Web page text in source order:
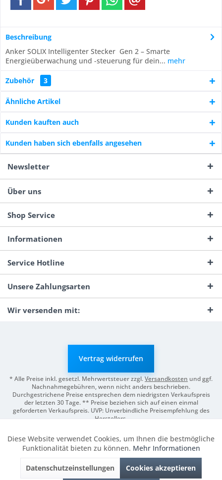
Beschreibung
Anker SOLIX Intelligenter Stecker Gen 2 – Smarte
Energieüberwachung und -steuerung für dein... mehr
Zubehör 3
Ähnliche Artikel
Kunden kauften auch
Kunden haben sich ebenfalls angesehen
Newsletter
Über uns
Shop Service
Informationen
Service Hotline
Unsere Zahlungsarten
Wir versenden mit:
Vertrag widerrufen
* Alle Preise inkl. gesetzl. Mehrwertsteuer zzgl.Versandkosten und ggf.
Nachnahmegebühren, wenn nicht anders beschrieben.
Durchgestrichene Preise entsprechen dem niedrigsten Verkaufspreis
der letzten 30 Tage. ** Preise beziehen sich auf einen einmal
geforderten Verkaufspreis. UVP: Unverbindliche Preisempfehlung des
Herstellers.
Funktionale Aktiv
Marketing Inaktiv
Diese Website verwendet Cookies, um Ihnen die bestmögliche
Funktionalität bieten zu können. Mehr Informationen
Datenschutzeinstellungen Cookies akzeptieren